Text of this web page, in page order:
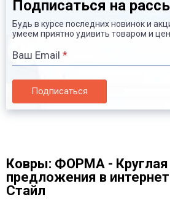
Подписаться на
Будь в курсе последних новинок и
умеем приятно удивить товаром и
Ваш Email *
Подписаться
Ковры: ФОРМА - Круглая
предложения в
Стайл